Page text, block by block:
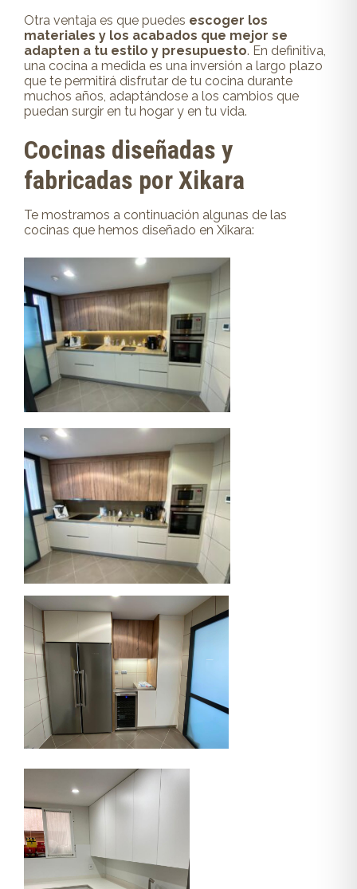
Otra ventaja es que puedes escoger los
materiales y los acabados que mejor se
adapten a tu estilo y presupuesto. En definitiva,
una cocina a medida es una inversión a largo plazo
que te permitirá disfrutar de tu cocina durante
muchos años, adaptándose a los cambios que
puedan surgir en tu hogar y en tu vida.
Cocinas diseñadas y
fabricadas por Xikara
Te mostramos a continuación algunas de las
cocinas que hemos diseñado en Xikara: